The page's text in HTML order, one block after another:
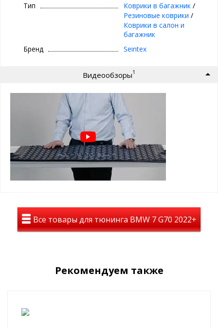
⊕ Высокие бортики защищают от
протекания грязи и воды
⊕ Эксплуатация круглый год: летом,
осенью, зимой и весной
⊕ Эластичный, износостойкий, легко
чистится
⊕ Материал — полиуретан, прочный и
практичный
Преимущества коврика багажника
Seintex для BMW 7 G70:
Идеальное прилегание к геометрии
багажного отделения BMW G70
Рельефная поверхность удерживает грязь
и предотвращает смещение груза
Легко моется и быстро сохнет
Полиуретановые коврики обладают высокой
износостойкостью, не деформируются и
Тип Коврики в багажник/
Резиновые коврики /
Коврики в салон и
багажник
Бренд
Seintex
Видеообзоры1
Все товары для тюнинга BMW 7 G70 2022+
Рекомендуем также